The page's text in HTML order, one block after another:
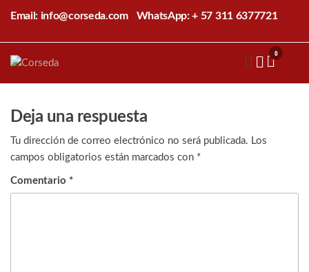
contenido
Email: info@corseda.com WhatsApp: + 57 311 6377721
sericultura
0
Deja una respuesta
Tu dirección de correo electrónico no será publicada. Los
campos obligatorios están marcados con *
Comentario *